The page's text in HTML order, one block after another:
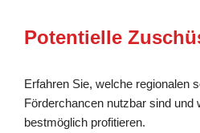
Potentielle
Erfahren Sie, welche regionalen
Förderchancen nutzbar sind und
bestmöglich profitieren.